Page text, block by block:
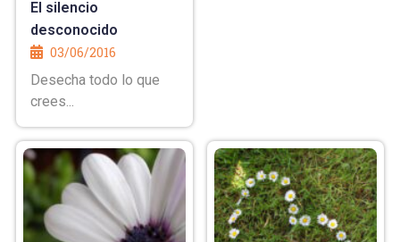
El silencio
desconocido
03/06/2016
Desecha todo lo que
crees...